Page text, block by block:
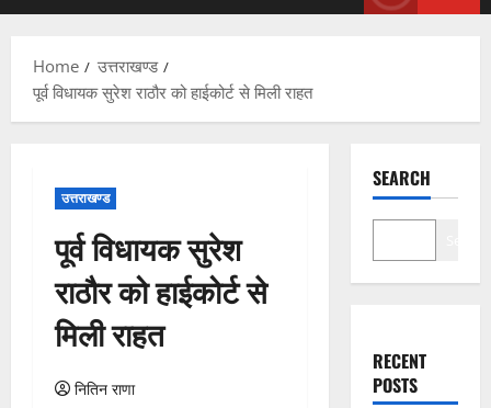
Home
उत्तराखण्ड
पूर्व विधायक सुरेश राठौर को हाईकोर्ट से मिली राहत
उत्तराखण्ड
पूर्व विधायक सुरेश
राठौर को हाईकोर्ट से
मिली राहत
नितिन राणा
SEARCH
RECENT
POSTS